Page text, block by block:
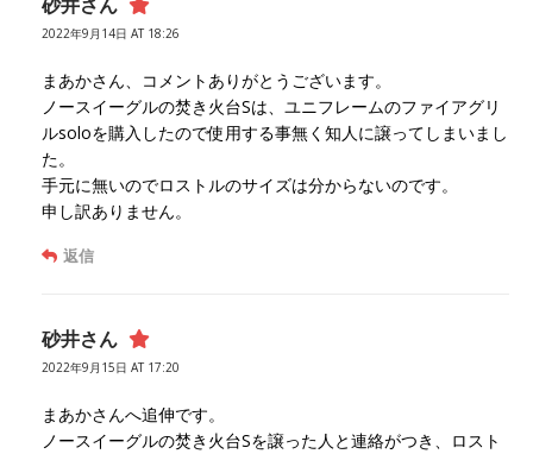
2022年9月14日 AT 18:26
まあかさん、コメントありがとうございます。
ノースイーグルの焚き火台Sは、ユニフレームのファイアグリ
ルsoloを購入したので使用する事無く知人に譲ってしまいまし
た。
手元に無いのでロストルのサイズは分からないのです。
申し訳ありません。
返信
砂井さん
2022年9月15日 AT 17:20
まあかさんへ追伸です。
ノースイーグルの焚き火台Sを譲った人と連絡がつき、ロスト